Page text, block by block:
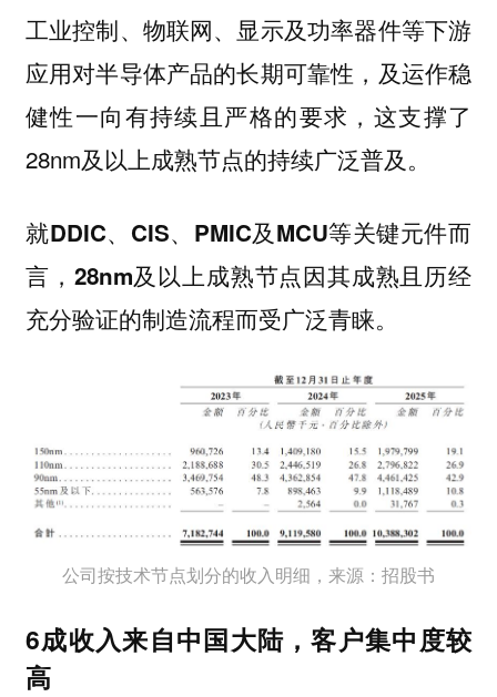
工业控制、物联网、显示及功率器件等下游
应用对半导体产品的长期可靠性，及运作稳
健性一向有持续且严格的要求，这支撑了
28nm及以上成熟节点的持续广泛普及。
就DDIC、CIS、PMIC及MCU等关键元件而
言，28nm及以上成熟节点因其成熟且历经
充分验证的制造流程而受广泛青睐。
公司按技术节点划分的收入明细，来源：招股书
6成收入来自中国大陆，客户集中度较
高